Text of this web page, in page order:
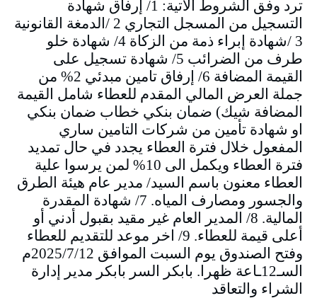
ترد وفق الشروط الاتية: 1/ إرفاق شهادة
التسجيل من المسجل التجاري 2 /الدمغة القانونية
3 /شهادة إبراء ذمة من الزكاة 4/ شهادة خلو
طرف من الضرائب 5/ شهادة تسجيل على
القيمة المضافة 6/ إرفاق تامين مبدئي 2% من
جملة العرض المالي المقدم للعطاء شامل القيمة
المضافة شيك) ضمان بنكي خطاب ضمان بنكي
او شهادة تأمين من شركات التامين ساري
المفعول خلال فترة العطاء يجدد في حال تمديد
فترة العطاء ويكمل الى 10% لمن يرسوا علية
العطاء معنون باسم السيد/ مدير عام هيئة الطرق
والجسور ومصارف المياه. 7/ شهادة المقدرة
المالية. 8/ المدير العام غير مقيد بقبول أدني أو
أعلى قيمة للعطاء. 9/ اخر موعد للتقديم للعطاء
وفتح الصندوق يوم السبت الموافق 2025/7/12م
السـ12ـاعة ظهرا. بابكر السر بابكر مدير إدارة
الشراء والتعاقد